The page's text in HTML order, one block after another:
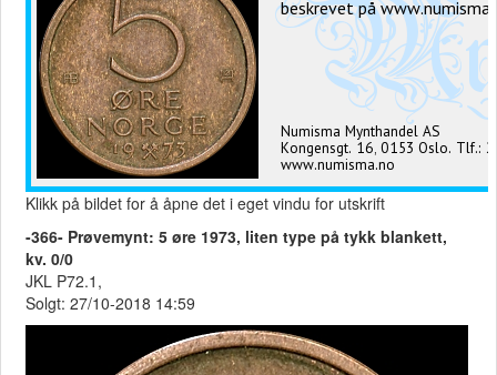
Klikk på bildet for å åpne det i eget vindu for utskrift
-366- Prøvemynt: 5 øre 1973, liten type på tykk blankett,
kv. 0/0
JKL P72.1,
Solgt: 27/10-2018 14:59